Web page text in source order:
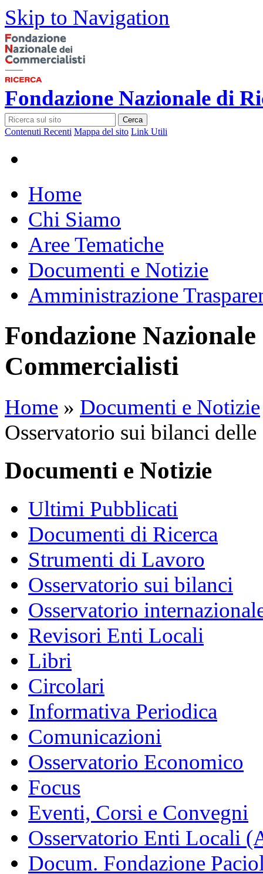
Skip to Navigation
Fondazione Nazionale di
Cerca
Contenuti Recenti Mappa del sito Link Utili
Home
Chi Siamo
Aree Tematiche
Documenti e Notizie
Amministrazione
Fondazione
Commercialisti
Home » Documenti e Notizie
Osservatorio sui bilanci
Documenti e Notizie
Ultimi Pubblicati
Documenti di Ricerca
Strumenti di Lavoro
Osservatorio sui bilanci
Osservatorio
Revisori Enti Locali
Libri
Circolari
Informativa Periodica
Comunicazioni
Osservatorio Economico
Focus
Eventi, Corsi e Convegni
Osservatorio Enti Locali
Docum. Fondazione